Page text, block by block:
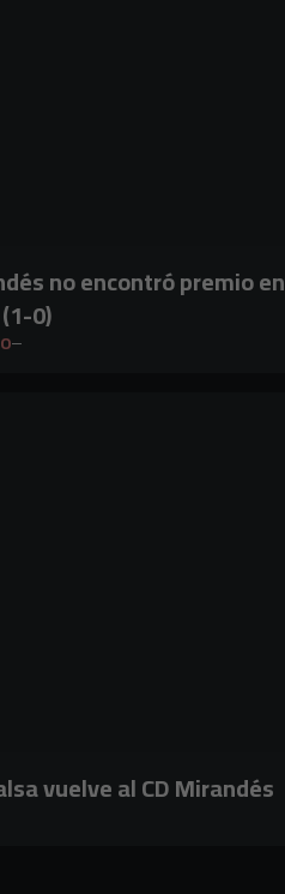
no encontró premio en
0)
vuelve al CD Mirandés